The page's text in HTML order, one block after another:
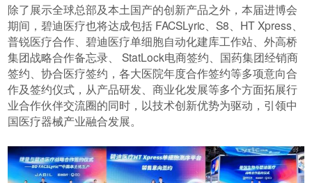
除了展示全球总部及本土国产的创新产品之外，本届进博会
期间，碧迪医疗也将达成包括 FACSLyric、S8、HT Xpress、
普锐医疗合作、碧迪医疗单细胞自动化建库工作站、外高桥
集团战略合作备忘录、 StatLock电商签约、国药集团经销商
签约、协合医疗签约，各大医院年度合作签约等多项意向合
作及签约仪式，从产品研发、商业化发展等多个方面拓展行
业合作伙伴交流圈的同时，以技术创新优势为驱动，引领中
国医疗器械产业融合发展。